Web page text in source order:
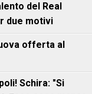
del Real
due motivi
offerta al
Schira: "Si